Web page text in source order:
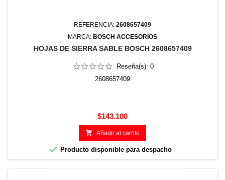
REFERENCIA: 2608657409
MARCA: BOSCH ACCESORIOS
HOJAS DE SIERRA SABLE BOSCH 2608657409
Reseña(s): 0
2608657409
Precio
$143.100
 Añadir al carrito
 Producto disponible para despacho